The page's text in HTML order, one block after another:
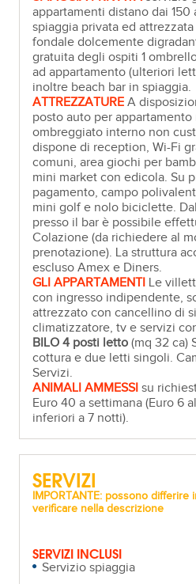
appartamenti distano dai 150
spiaggia privata ed
fondale dolcemente
gratuita degli ospiti 1
ad appartamento (ulteriori
inoltre beach bar in spiaggia.
ATTREZZATURE A
posto auto per
ombreggiato interno non
dispone di reception, Wi-Fi
comuni, area giochi per
mini market con edicola. Su
pagamento, campo
mini golf e nolo biciclette.
presso il bar è possibile
Colazione (da richiedere al
prenotazione). La struttura
escluso Amex e Diners.
GLI APPARTAMENTI Le
con ingresso indipendente,
attrezzato con cancellino di
climatizzatore, tv e servizi
BILO 4 posti letto (mq 32 ca)
cottura e due letti singoli.
Servizi.
ANIMALI AMMESSI su
Euro 40 a settimana (Euro 6
inferiori a 7 notti).
SERVIZI
IMPORTANTE: possono differire
verificare nella descrizione
SERVIZI INCLUSI
Servizio spiaggia